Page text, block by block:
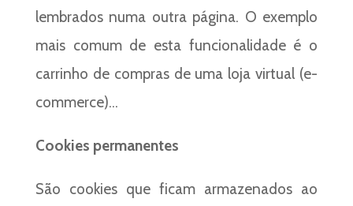
lembrados numa outra página. O exemplo
mais comum de esta funcionalidade é o
carrinho de compras de uma loja virtual (e-
commerce)…
Cookies permanentes
São cookies que ficam armazenados ao